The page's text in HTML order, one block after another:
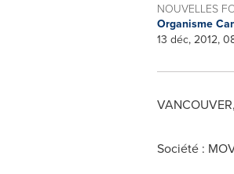
NOUVELLES
Organisme
13 déc, 2012,
VANCOUVER
Société :